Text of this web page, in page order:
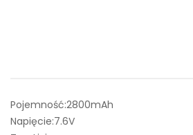
Pojemność:2800mAh
Napięcie:7.6V